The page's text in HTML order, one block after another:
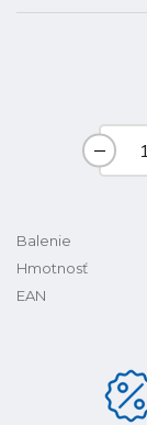
Balenie
Hmotnosť
EAN